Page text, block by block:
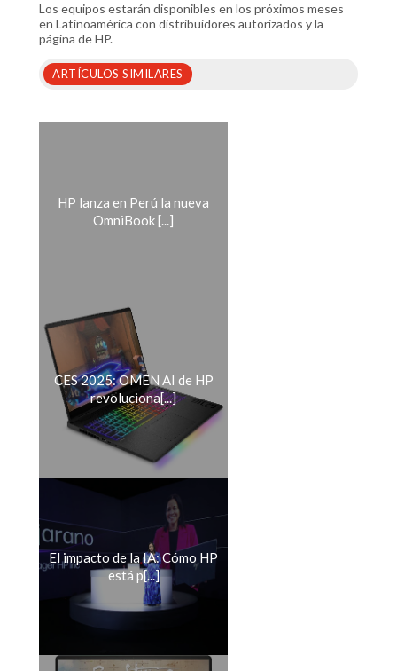
Los equipos estarán disponibles en los próximos meses
en Latinoamérica con distribuidores autorizados y la
página de HP.
ARTÍCULOS SIMILARES
HP lanza en Perú la nueva
OmniBook [...]
CES 2025: OMEN AI de HP
revoluciona[...]
El impacto de la IA: Cómo HP
está p[...]